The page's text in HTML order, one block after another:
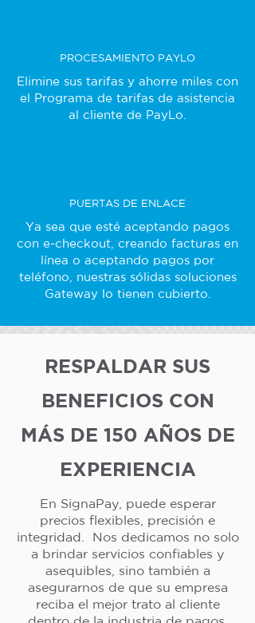
PROCESAMIENTO PAYLO
Elimine sus tarifas y ahorre miles con
el Programa de tarifas de asistencia
al cliente de PayLo.
PUERTAS DE ENLACE
Ya sea que esté aceptando pagos
con e-checkout, creando facturas en
línea o aceptando pagos por
teléfono, nuestras sólidas soluciones
Gateway lo tienen cubierto.
RESPALDAR SUS
BENEFICIOS CON
MÁS DE 150 AÑOS DE
EXPERIENCIA
En SignaPay, puede esperar
precios flexibles, precisión e
integridad. Nos dedicamos no solo
a brindar servicios confiables y
asequibles, sino también a
asegurarnos de que su empresa
reciba el mejor trato al cliente